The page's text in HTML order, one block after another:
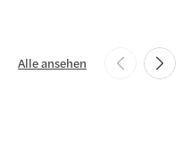
Alle ansehen